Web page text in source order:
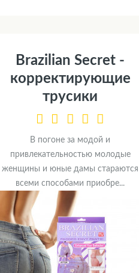
Brazilian Secret -
корректирующие
трусики
В погоне за модой и
привлекательностью молодые
женщины и юные дамы стараются
всеми способами приобре...